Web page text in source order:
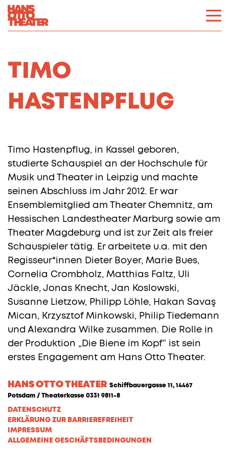
TIMO
HASTENPFLUG
Timo Hastenpflug, in Kassel geboren,
studierte Schauspiel an der Hochschule für
Musik und Theater in Leipzig und machte
seinen Abschluss im Jahr 2012. Er war
Ensemblemitglied am Theater Chemnitz, am
Hessischen Landestheater Marburg sowie am
Theater Magdeburg und ist zur Zeit als freier
Schauspieler tätig. Er arbeitete u.a. mit den
Regisseur*innen Dieter Boyer, Marie Bues,
Cornelia Crombholz, Matthias Faltz, Uli
Jäckle, Jonas Knecht, Jan Koslowski,
Susanne Lietzow, Philipp Löhle, Hakan Savaş
Mican, Krzysztof Minkowski, Philip Tiedemann
und Alexandra Wilke zusammen. Die Rolle in
der Produktion „Die Biene im Kopf“ ist sein
erstes Engagement am Hans Otto Theater.
HANS OTTO THEATER Schiffbauergasse 11, 14467
Potsdam / Theaterkasse 0331 9811-8
DATENSCHUTZ
ERKLÄRUNG ZUR BARRIEREFREIHEIT
IMPRESSUM
ALLGEMEINE GESCHÄFTSBEDINGUNGEN